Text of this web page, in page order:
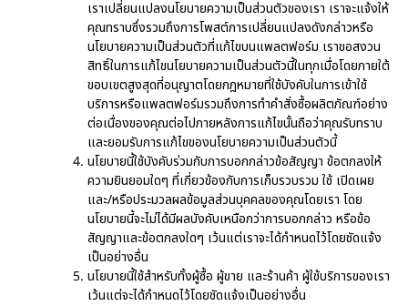
เราเปลี่ยนแปลงนโยบายความเป็นส่วนตัวของเรา เราจะแจ้งให้
คุณทราบซึ่งรวมถึงการโพสต์การเปลี่ยนแปลงดังกล่าวหรือ
นโยบายความเป็นส่วนตัวที่แก้ไขบนแพลตฟอร์ม เราขอสงวน
สิทธิ์ในการแก้ไขนโยบายความเป็นส่วนตัวนี้ในทุกเมื่อโดยภายใต้
ขอบเขตสูงสุดที่อนุญาตโดยกฎหมายที่ใช้บังคับในการเข้าใช้
บริการหรือแพลตฟอร์มรวมถึงการทำคำสั่งซื้อผลิตภัณฑ์อย่าง
ต่อเนื่องของคุณต่อไปภายหลังการแก้ไขนั้นถือว่าคุณรับทราบ
และยอมรับการแก้ไขของนโยบายความเป็นส่วนตัวนี้
นโยบายนี้ใช้บังคับร่วมกับการบอกกล่าวข้อสัญญา ข้อตกลงให้
ความยินยอมใดๆ ที่เกี่ยวข้องกับการเก็บรวบรวม ใช้ เปิดเผย
และ/หรือประมวลผลข้อมูลส่วนบุคคลของคุณโดยเรา โดย
นโยบายนี้จะไม่ได้มีผลบังคับเหนือกว่าการบอกกล่าว หรือข้อ
สัญญาและข้อตกลงใดๆ เว้นแต่เราจะได้กำหนดไว้โดยชัดแจ้ง
เป็นอย่างอื่น
นโยบายนี้ใช้สำหรับทั้งผู้ซื้อ ผู้ขาย และร้านค้า ผู้ใช้บริการของเรา
เว้นแต่จะได้กำหนดไว้โดยชัดแจ้งเป็นอย่างอื่น